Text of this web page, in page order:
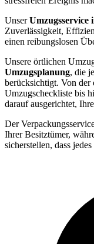
Unser
Zuverlässigkeit,
einen reibungslosen
Unsere örtlichen
Umzugsplanung, die
berücksichtigt. Von der
Umzugscheckliste bis
darauf ausgerichtet,
Der
Ihrer Besitztümer,
sicherstellen, dass